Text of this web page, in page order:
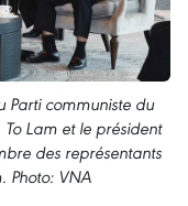
Parti communiste du
Lam et le président
des représentants
Photo: VNA